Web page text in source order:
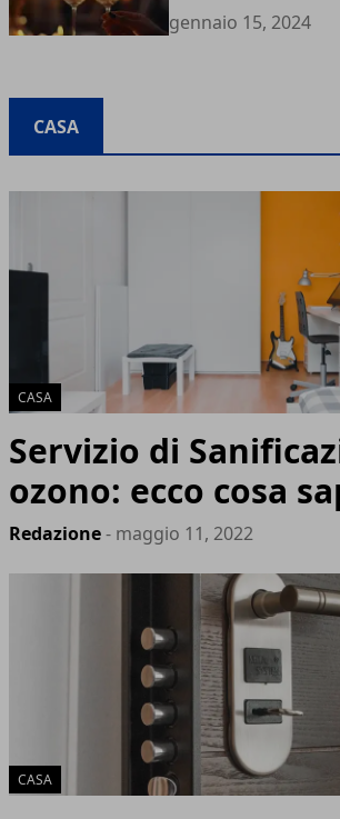
gennaio 15, 2024
CASA
CASA
Servizio di
ozono: ecco cosa
Redazione- maggio 11, 2022
CASA